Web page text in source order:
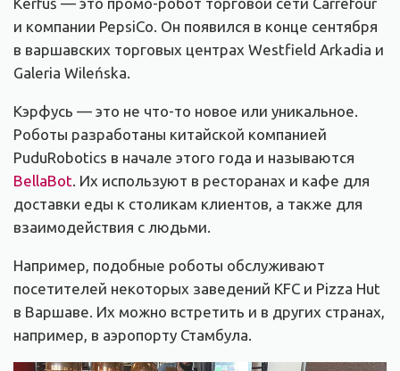
и компании PepsiCo. Он появился в конце сентября
в варшавских торговых центрах Westfield Arkadia и
Galeria Wileńska.
Кэрфусь — это не что-то новое или уникальное.
Роботы разработаны китайской компанией
PuduRobotics в начале этого года и называются
BellaBot. Их используют в ресторанах и кафе для
доставки еды к столикам клиентов, а также для
взаимодействия с людьми.
Например, подобные роботы обслуживают
посетителей некоторых заведений KFC и Pizza Hut
в Варшаве. Их можно встретить и в других странах,
например, в аэропорту Стамбула.